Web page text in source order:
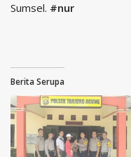
Sumsel. #nur
Berita Serupa